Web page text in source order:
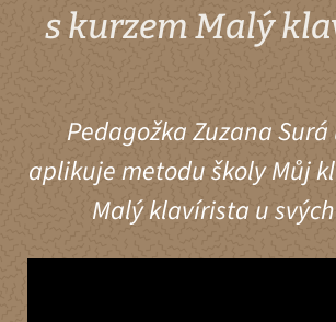
s kurzem Malý
Pedagožka Zuzana
aplikuje metodu školy Můj
Malý klavírista u